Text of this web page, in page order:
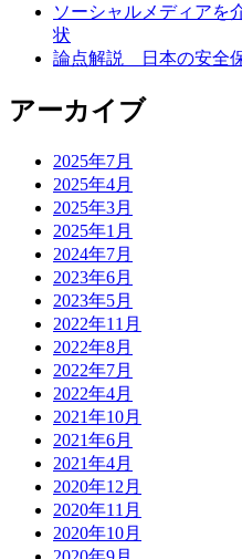
ソーシャルメディアを
状
論点解説 日本の安全
アーカイブ
2025年7月
2025年4月
2025年3月
2025年1月
2024年7月
2023年6月
2023年5月
2022年11月
2022年8月
2022年7月
2022年4月
2021年10月
2021年6月
2021年4月
2020年12月
2020年11月
2020年10月